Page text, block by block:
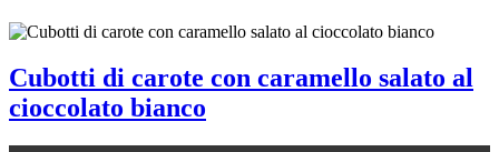
Cubotti di carote con caramello salato al
cioccolato bianco